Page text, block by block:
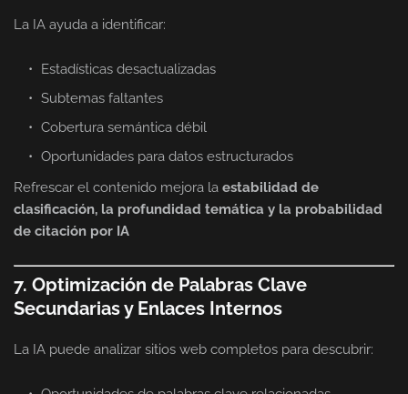
La IA ayuda a identificar:
Estadísticas desactualizadas
Subtemas faltantes
Cobertura semántica débil
Oportunidades para datos estructurados
Refrescar el contenido mejora la estabilidad de
clasificación, la profundidad temática y la probabilidad
de citación por IA
7. Optimización de Palabras Clave
Secundarias y Enlaces Internos
La IA puede analizar sitios web completos para descubrir: